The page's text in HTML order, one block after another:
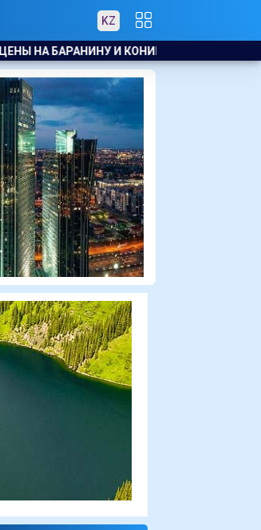
KZ
ПОЖАР НА ХИМЗАВОДЕ ПРОИЗОШЁЛ В КИТАЕ,